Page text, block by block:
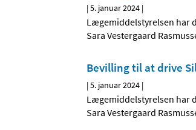
|5. januar 2024 |
Lægemiddelstyrelsen har
Sara Vestergaard
Bevilling til at drive
|5. januar 2024 |
Lægemiddelstyrelsen har
Sara Vestergaard